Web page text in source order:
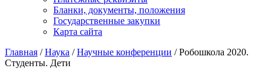
Бланки, документы, положения
Государственные закупки
Карта сайта
Главная /Наука /Научные конференции / Робошкола 2020.
Студенты. Дети